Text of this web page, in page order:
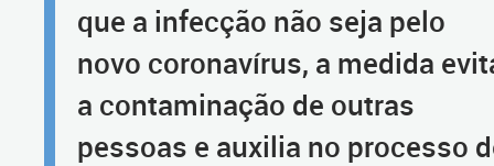
que a infecção não seja pelo
novo coronavírus, a medida
a contaminação de outras
pessoas e auxilia no processo